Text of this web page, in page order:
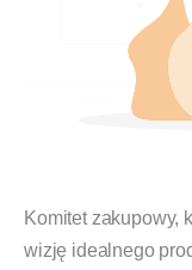
Komitet zakupowy,
wizję idealnego